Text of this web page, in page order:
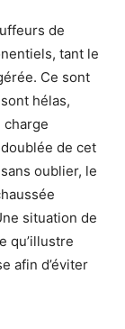
de
tant le
Ce sont
hélas,
de cet
oublier, le
situation de
qu’illustre
afin d’éviter